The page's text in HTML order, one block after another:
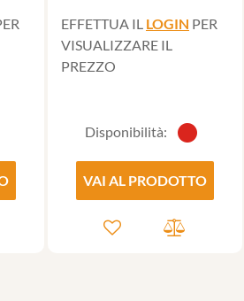
EFFETTUA IL LOGIN PER
VISUALIZZARE IL
PREZZO
Disponibilità:
VAI AL PRODOTTO